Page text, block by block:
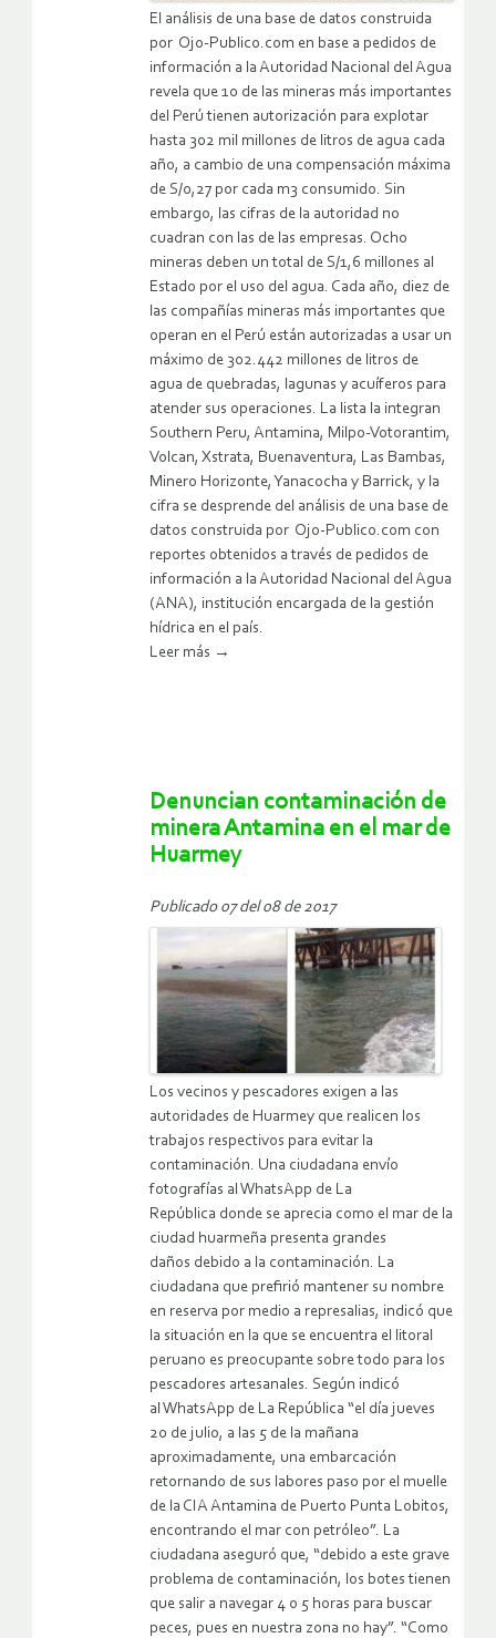
El análisis de una base de datos construida
por Ojo-Publico.com en base a pedidos de
información a la Autoridad Nacional del Agua
revela que 10 de las mineras más importantes
del Perú tienen autorización para explotar
hasta 302 mil millones de litros de agua cada
año, a cambio de una compensación máxima
de S/0,27 por cada m3 consumido. Sin
embargo, las cifras de la autoridad no
cuadran con las de las empresas. Ocho
mineras deben un total de S/1,6 millones al
Estado por el uso del agua. Cada año, diez de
las compañías mineras más importantes que
operan en el Perú están autorizadas a usar un
máximo de 302.442 millones de litros de
agua de quebradas, lagunas y acuíferos para
atender sus operaciones. La lista la integran
Southern Peru, Antamina, Milpo-Votorantim,
Volcan, Xstrata, Buenaventura, Las Bambas,
Minero Horizonte, Yanacocha y Barrick, y la
cifra se desprende del análisis de una base de
datos construida por Ojo-Publico.com con
reportes obtenidos a través de pedidos de
información a la Autoridad Nacional del Agua
(ANA), institución encargada de la gestión
hídrica en el país.
Leer más →
Denuncian contaminación de
minera Antamina en el mar de
Huarmey
Publicado 07 del 08 de 2017
Los vecinos y pescadores exigen a las
autoridades de Huarmey que realicen los
trabajos respectivos para evitar la
contaminación. Una ciudadana envío
fotografías al WhatsApp de La
República donde se aprecia como el mar de la
ciudad huarmeña presenta grandes
daños debido a la contaminación. La
ciudadana que prefirió mantener su nombre
en reserva por medio a represalias, indicó que
la situación en la que se encuentra el litoral
peruano es preocupante sobre todo para los
pescadores artesanales. Según indicó
al WhatsApp de La República “el día jueves
20 de julio, a las 5 de la mañana
aproximadamente, una embarcación
retornando de sus labores paso por el muelle
de la CIA Antamina de Puerto Punta Lobitos,
encontrando el mar con petróleo”. La
ciudadana aseguró que, “debido a este grave
problema de contaminación, los botes tienen
que salir a navegar 4 o 5 horas para buscar
peces, pues en nuestra zona no hay”. “Como